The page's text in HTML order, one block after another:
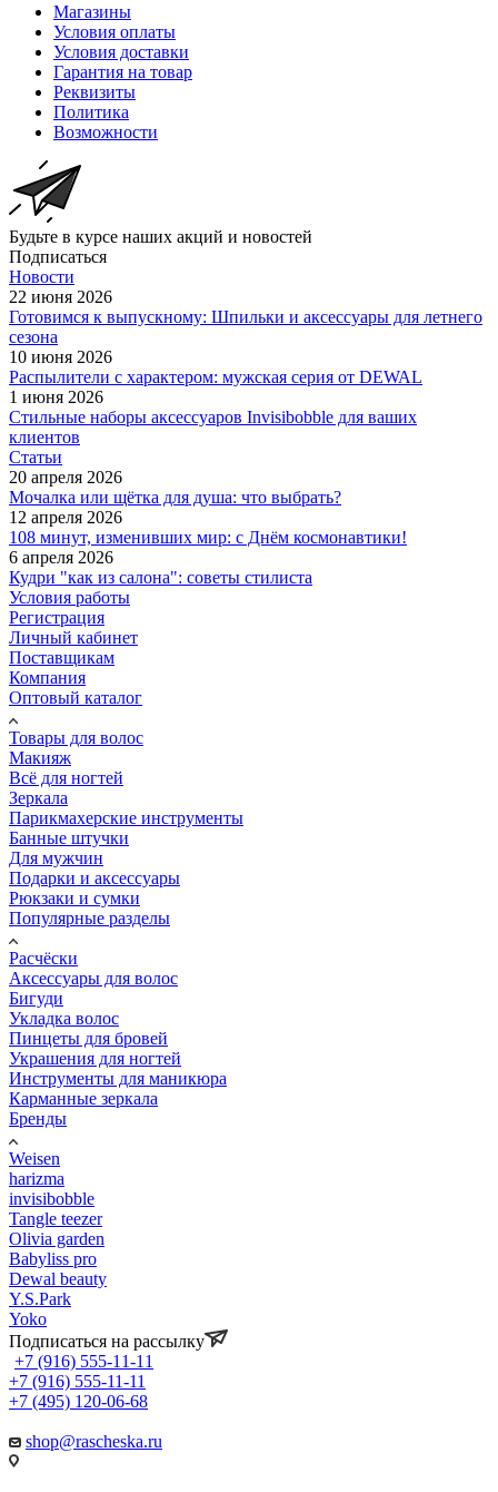
Магазины
Условия оплаты
Условия доставки
Гарантия на товар
Реквизиты
Политика
Возможности
Будьте в курсе наших акций и новостей
Подписаться
Новости
22 июня 2026
Готовимся к выпускному: Шпильки и аксессуары для летнего
сезона
10 июня 2026
Распылители с характером: мужская серия от DEWAL
1 июня 2026
Стильные наборы аксессуаров Invisibobble для ваших
клиентов
Статьи
20 апреля 2026
Мочалка или щётка для душа: что выбрать?
12 апреля 2026
108 минут, изменивших мир: с Днём космонавтики!
6 апреля 2026
Кудри "как из салона": советы стилиста
Условия работы
Регистрация
Личный кабинет
Поставщикам
Компания
Оптовый каталог
Товары для волос
Макияж
Всё для ногтей
Зеркала
Парикмахерские инструменты
Банные штучки
Для мужчин
Подарки и аксессуары
Рюкзаки и сумки
Популярные разделы
Расчёски
Аксессуары для волос
Бигуди
Укладка волос
Пинцеты для бровей
Украшения для ногтей
Инструменты для маникюра
Карманные зеркала
Бренды
Weisen
harizma
invisibobble
Tangle teezer
Olivia garden
Babyliss pro
Dewal beauty
Y.S.Park
Yoko
Подписаться на рассылку
+7 (916) 555-11-11
+7 (916) 555-11-11
+7 (495) 120-06-68
shop@rascheska.ru